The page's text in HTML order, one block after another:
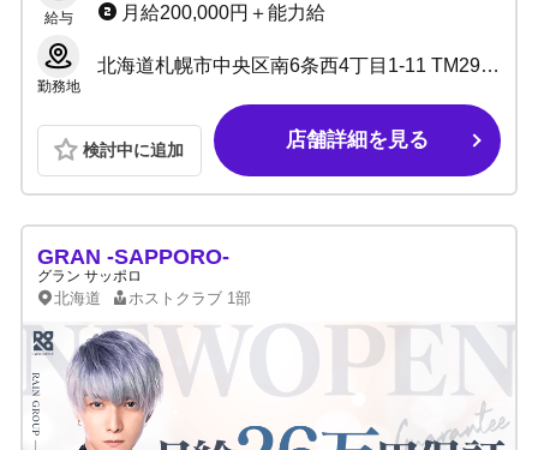
給与
月給200,000円＋能力給
勤務地
北海道札幌市中央区南6条西4丁目1-11 TM29ビル 3F
検討中に追加 店舗詳細を見る
GRAN -SAPPORO-
グラン サッポロ
北海道 ホストクラブ 1部